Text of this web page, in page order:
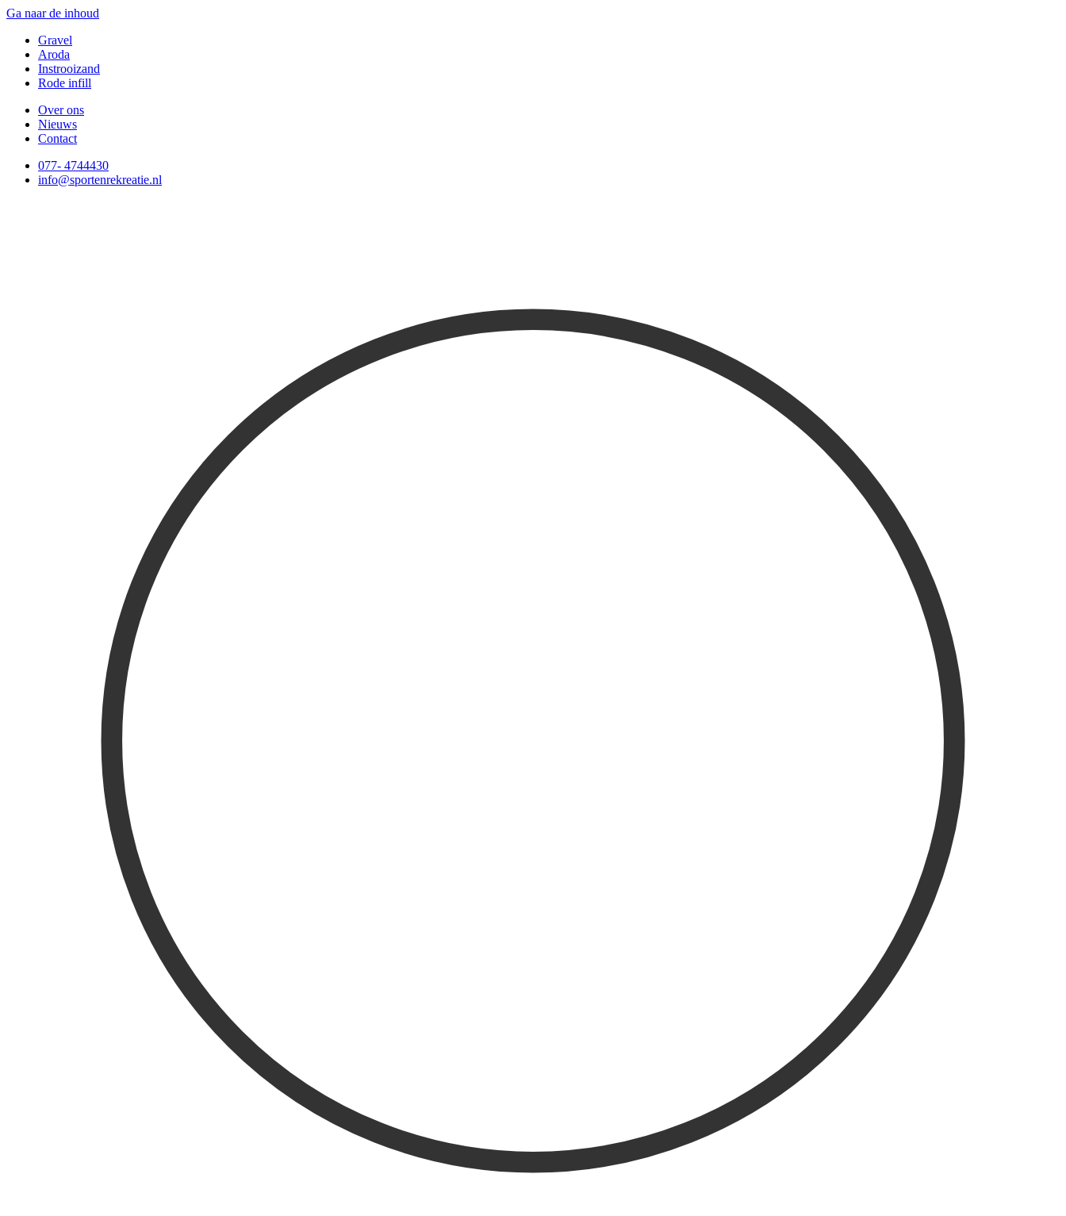
Ga naar de inhoud
Gravel
Aroda
Instrooizand
Rode infill
Over ons
Nieuws
Contact
077- 4744430
info@sportenrekreatie.nl